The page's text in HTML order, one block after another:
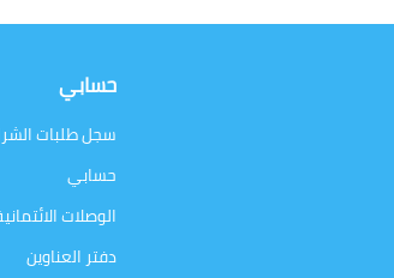
حسابي
سجل طلبات
حسابي
الوصلات
دفتر العناوين